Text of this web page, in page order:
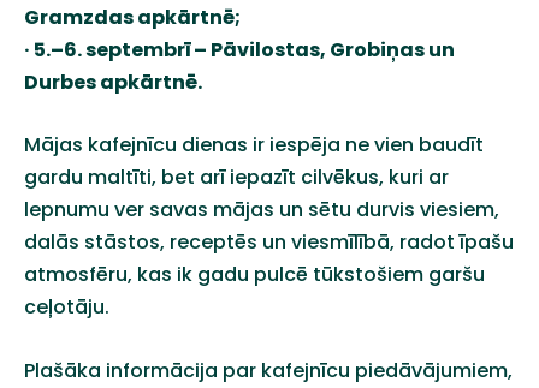
Gramzdas apkārtnē;
· 5.–6. septembrī – Pāvilostas, Grobiņas un
Durbes apkārtnē.
Mājas kafejnīcu dienas ir iespēja ne vien baudīt
gardu maltīti, bet arī iepazīt cilvēkus, kuri ar
lepnumu ver savas mājas un sētu durvis viesiem,
dalās stāstos, receptēs un viesmīlībā, radot īpašu
atmosfēru, kas ik gadu pulcē tūkstošiem garšu
ceļotāju.
Plašāka informācija par kafejnīcu piedāvājumiem,